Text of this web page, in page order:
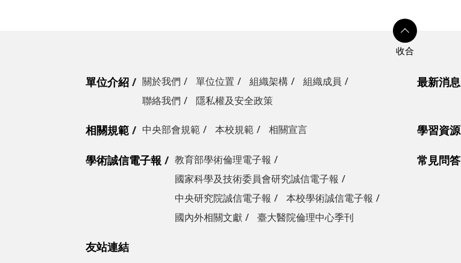
單位介紹 關於我們 單位位置 組織架構
組織成員
聯絡我們
隱私權及安全政策
最新消息
相關規範 中央部會規範 本校規範 相關宣言 學習資源
學術誠信電子報
教育部學術倫理電子報
國家科學及技術委員會研究誠信電子報
中央研究院誠信電子報
本校學術誠信電子報
國內外相關文獻
臺大醫院倫理中心季刊
常見問答
友站連結